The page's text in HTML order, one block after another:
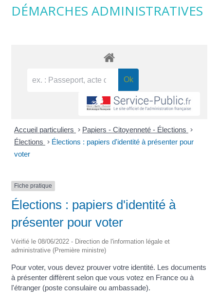
DÉMARCHES ADMINISTRATIVES
Accueil particuliers > Papiers - Citoyenneté - Élections >
Élections > Élections : papiers d'identité à présenter pour
voter
Fiche pratique
Élections : papiers d'identité à
présenter pour voter
Vérifié le 08/06/2022 - Direction de l'information légale et
administrative (Première ministre)
Pour voter, vous devez prouver votre identité. Les documents
à présenter diffèrent selon que vous votez en France ou à
l'étranger (poste consulaire ou ambassade).